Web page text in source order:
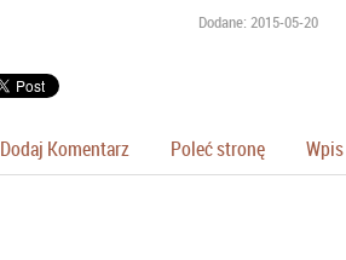
Dodane: 2015-05-20
Dodaj Komentarz Poleć stronę